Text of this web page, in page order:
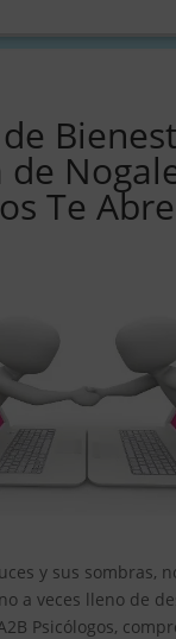
Te
y sus sombras,
a veces lleno de
Psicólogos,